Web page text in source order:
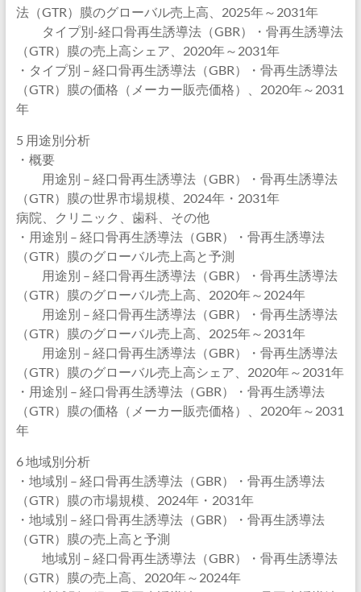
法（GTR）膜のグローバル売上高、2025年～2031年
タイプ別-経口骨再生誘導法（GBR）・骨再生誘導法
（GTR）膜の売上高シェア、2020年～2031年
・タイプ別 – 経口骨再生誘導法（GBR）・骨再生誘導法
（GTR）膜の価格（メーカー販売価格）、2020年～2031
年
5 用途別分析
・概要
用途別 – 経口骨再生誘導法（GBR）・骨再生誘導法
（GTR）膜の世界市場規模、2024年・2031年
病院、クリニック、歯科、その他
・用途別 – 経口骨再生誘導法（GBR）・骨再生誘導法
（GTR）膜のグローバル売上高と予測
用途別 – 経口骨再生誘導法（GBR）・骨再生誘導法
（GTR）膜のグローバル売上高、2020年～2024年
用途別 – 経口骨再生誘導法（GBR）・骨再生誘導法
（GTR）膜のグローバル売上高、2025年～2031年
用途別 – 経口骨再生誘導法（GBR）・骨再生誘導法
（GTR）膜のグローバル売上高シェア、2020年～2031年
・用途別 – 経口骨再生誘導法（GBR）・骨再生誘導法
（GTR）膜の価格（メーカー販売価格）、2020年～2031
年
6 地域別分析
・地域別 – 経口骨再生誘導法（GBR）・骨再生誘導法
（GTR）膜の市場規模、2024年・2031年
・地域別 – 経口骨再生誘導法（GBR）・骨再生誘導法
（GTR）膜の売上高と予測
地域別 – 経口骨再生誘導法（GBR）・骨再生誘導法
（GTR）膜の売上高、2020年～2024年